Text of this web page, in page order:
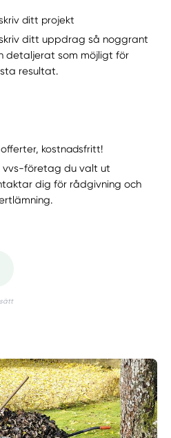
ditt projekt
ditt uppdrag så noggrant
detaljerat som möjligt för
resultat.
offerter, kostnadsfritt!
vvs-företag du valt ut
dig för rådgivning och